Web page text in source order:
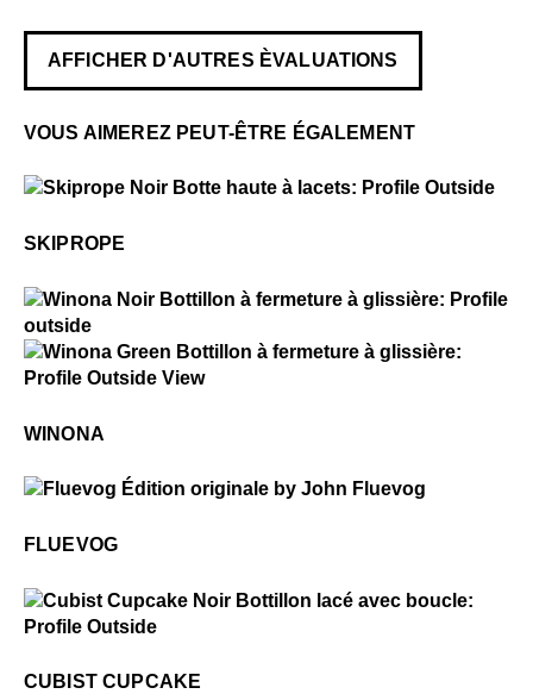
AFFICHER D'AUTRES ÈVALUATIONS
VOUS AIMEREZ PEUT-ÊTRE ÉGALEMENT
SKIPROPE
Winona
WINONA
FLUEVOG
CUBIST CUPCAKE